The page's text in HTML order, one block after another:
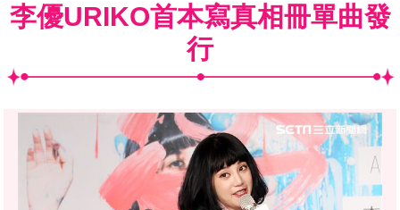
李優URIKO首本寫真相冊單曲發
行